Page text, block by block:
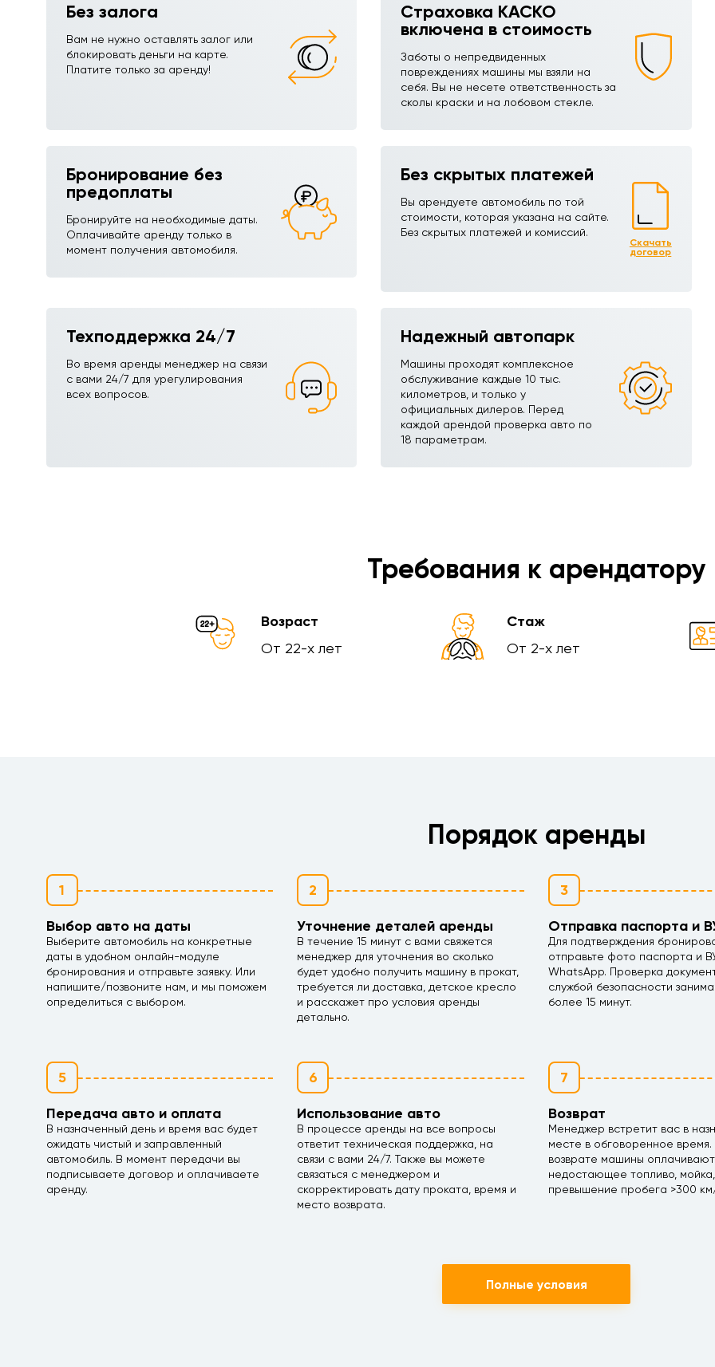
Без залога
Вам не нужно оставлять залог или
блокировать деньги на карте.
Платите только за аренду!
Страховка КАСКО
включена в стоимость
Заботы о непредвиденных
повреждениях машины мы взяли на
себя. Вы не несете ответственность за
сколы краски и на лобовом стекле.
Бронирование без
предоплаты
Бронируйте на необходимые даты.
Оплачивайте аренду только в
момент получения автомобиля.
Без скрытых платежей
Вы арендуете автомобиль по той
стоимости, которая указана на сайте.
Без скрытых платежей и комиссий.
Скачать
договор
Техподдержка 24/7
Во время аренды менеджер на связи
с вами 24/7 для урегулирования
всех вопросов.
Надежный автопарк
Машины проходят комплексное
обслуживание каждые 10 тыс.
километров, и только у
официальных дилеров. Перед
каждой арендой проверка авто по
18 параметрам.
Требования к арендатору
Возраст
От 22-х лет
Стаж
От 2-х лет
Порядок аренды
1
Выбор авто на даты
Выберите автомобиль на конкретные
даты в удобном онлайн-модуле
бронирования и отправьте заявку. Или
напишите/позвоните нам, и мы поможем
определиться с выбором.
2
Уточнение деталей аренды
В течение 15 минут с вами свяжется
менеджер для уточнения во сколько
будет удобно получить машину в прокат,
требуется ли доставка, детское кресло
и расскажет про условия аренды
детально.
3
Отправка паспорта и
Для подтверждения
отправьте фото паспорта и
WhatsApp. Проверка
службой безопасности
более 15 минут.
5
Передача авто и оплата
В назначенный день и время вас будет
ожидать чистый и заправленный
автомобиль. В момент передачи вы
подписываете договор и оплачиваете
аренду.
6
Использование авто
В процессе аренды на все вопросы
ответит техническая поддержка, на
связи с вами 24/7. Также вы можете
связаться с менеджером и
скорректировать дату проката, время и
место возврата.
7
Возврат
Менеджер встретит вас в
месте в обговоренное время.
возврате машины
недостающее топливо, мойка,
превышение пробега >300
Полные условия